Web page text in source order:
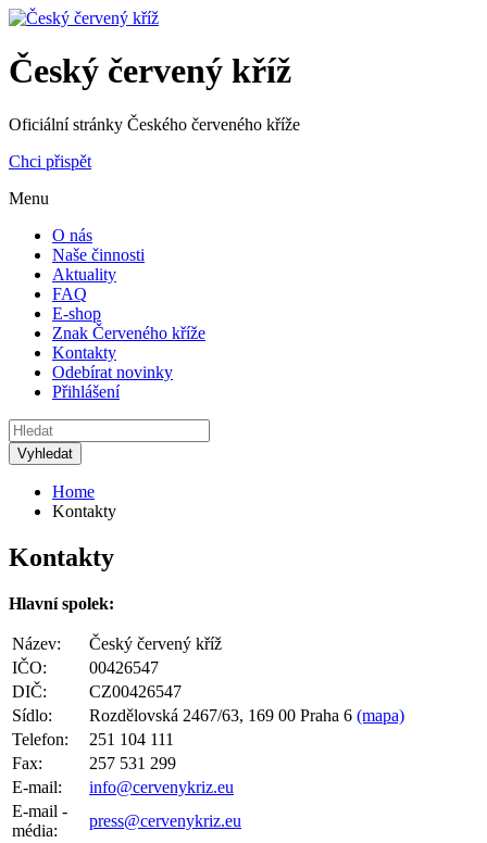
Český červený kříž
Oficiální stránky Českého červeného kříže
Chci přispět
Menu
O nás
Naše činnosti
Aktuality
FAQ
E-shop
Znak Červeného kříže
Kontakty
Odebírat novinky
Přihlášení
Home
Kontakty
Kontakty
Hlavní spolek:
Název:
Český červený kříž
IČO:
00426547
DIČ:
CZ00426547
Sídlo:
Rozdělovská 2467/63, 169 00 Praha 6 (mapa)
Telefon:
251 104 111
Fax:
257 531 299
E-mail:
info@cervenykriz.eu
E-mail -
média:
press@cervenykriz.eu